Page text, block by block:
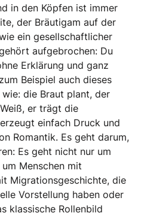
in den Köpfen ist immer
der Bräutigam auf der
ein gesellschaftlicher
aufgebrochen: Du
Erklärung und ganz
Beispiel auch dieses
die Braut plant, der
er trägt die
einfach Druck und
Romantik. Es geht darum,
Es geht nicht nur um
Menschen mit
Migrationsgeschichte, die
Vorstellung haben oder
klassische Rollenbild